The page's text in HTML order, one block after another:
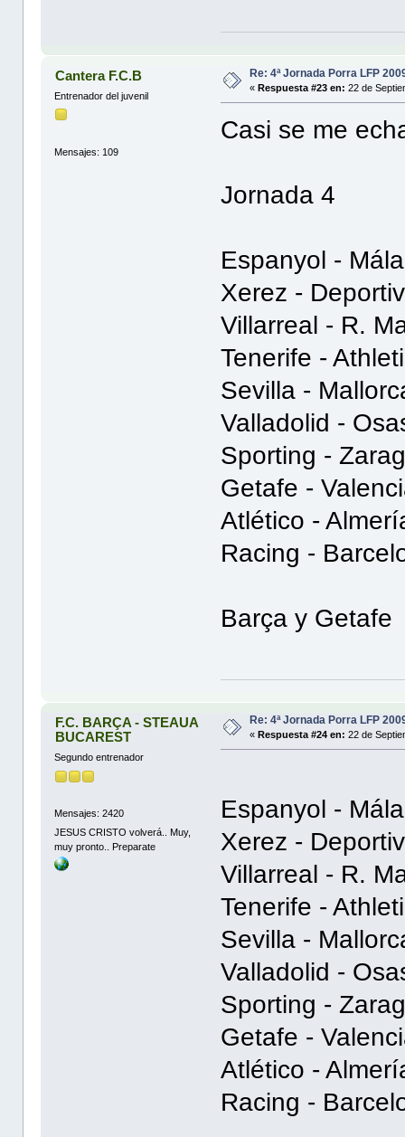
Cantera F.C.B
Entrenador del juvenil
Mensajes: 109
Re: 4ª Jornada Porra LFP
«Respuesta #23 en: 22 de
Casi se me
Jornada 4
Espanyol -
Xerez -
Villarreal - R.
Tenerife -
Sevilla -
Valladolid -
Sporting -
Getafe -
Atlético -
Racing -
Barça y Getafe
F.C. BARÇA - STEAUA
BUCAREST
Segundo entrenador
Mensajes: 2420
JESUS CRISTO volverá.. Muy,
muy pronto.. Preparate
Re: 4ª Jornada Porra LFP
« Respuesta #24 en: 22 de
Espanyol -
Xerez -
Villarreal - R.
Tenerife -
Sevilla -
Valladolid -
Sporting -
Getafe -
Atlético -
Racing -